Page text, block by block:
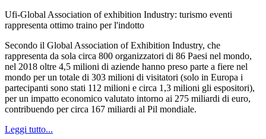
Ufi-Global Association of exhibition Industry: turismo eventi
rappresenta ottimo traino per l'indotto
Secondo il Global Association of Exhibition Industry, che
rappresenta da sola circa 800 organizzatori di 86 Paesi nel mondo,
nel 2018 oltre 4,5 milioni di aziende hanno preso parte a fiere nel
mondo per un totale di 303 milioni di visitatori (solo in Europa i
partecipanti sono stati 112 milioni e circa 1,3 milioni gli espositori),
per un impatto economico valutato intorno ai 275 miliardi di euro,
contribuendo per circa 167 miliardi al Pil mondiale.
Leggi tutto...